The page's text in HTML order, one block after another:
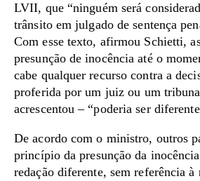
LVII, que “ninguém será
trânsito em julgado de sentença
Com esse texto, afirmou Schietti,
presunção de inocência até o
cabe qualquer recurso contra a
proferida por um juiz ou um
acrescentou – “poderia ser
De acordo com o ministro, outros
princípio da presunção da
redação diferente, sem referência à